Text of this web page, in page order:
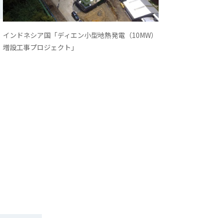
インドネシア国「ディエン小型地熱発電（10MW）
増設工事プロジェクト」